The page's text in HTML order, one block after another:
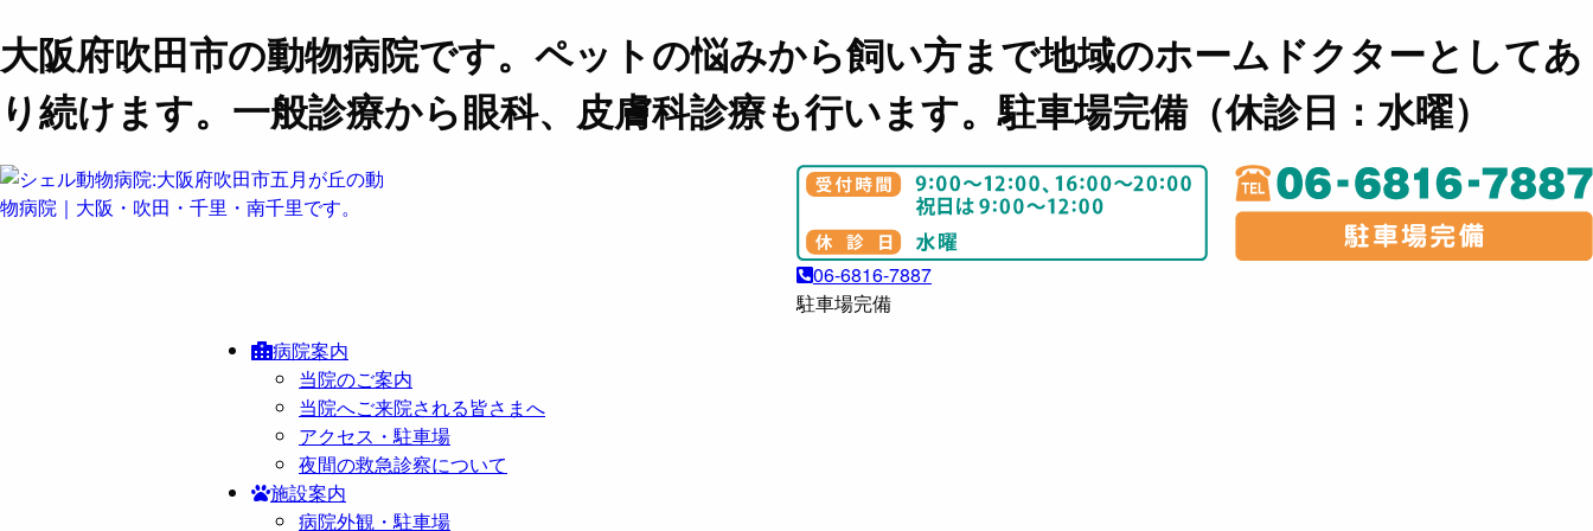
大阪府吹田市の動物病院です。ペットの悩みから飼い方まで地域のホームドクターとしてあ
り続けます。一般診療から眼科、皮膚科診療も行います。駐車場完備（休診日：水曜）
06-6816-7887
駐車場完備
病院案内
当院のご案内
当院へご来院される皆さまへ
アクセス・駐車場
夜間の救急診察について
施設案内
病院外観・駐車場